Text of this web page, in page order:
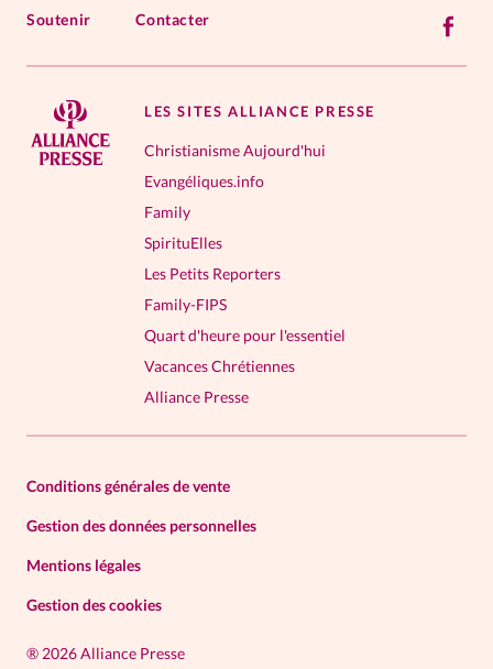
Soutenir Contacter
LES SITES ALLIANCE PRESSE
Christianisme Aujourd'hui
Evangéliques.info
Family
SpirituElles
Les Petits Reporters
Family-FIPS
Quart d'heure pour l'essentiel
Vacances Chrétiennes
Alliance Presse
Conditions générales de vente
Gestion des données personnelles
Mentions légales
Gestion des cookies
® 2026 Alliance Presse